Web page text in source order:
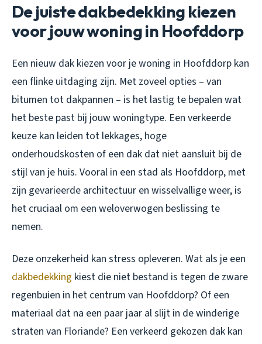
De juiste dakbedekking kiezen
voor jouw woning in Hoofddorp
Een nieuw dak kiezen voor je woning in Hoofddorp kan
een flinke uitdaging zijn. Met zoveel opties – van
bitumen tot dakpannen – is het lastig te bepalen wat
het beste past bij jouw woningtype. Een verkeerde
keuze kan leiden tot lekkages, hoge
onderhoudskosten of een dak dat niet aansluit bij de
stijl van je huis. Vooral in een stad als Hoofddorp, met
zijn gevarieerde architectuur en wisselvallige weer, is
het cruciaal om een weloverwogen beslissing te
nemen.
Deze onzekerheid kan stress opleveren. Wat als je een
dakbedekking kiest die niet bestand is tegen de zware
regenbuien in het centrum van Hoofddorp? Of een
materiaal dat na een paar jaar al slijt in de winderige
straten van Floriande? Een verkeerd gekozen dak kan